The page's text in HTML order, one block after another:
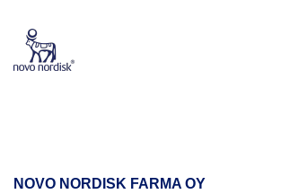
NOVO NORDISK FARMA OY